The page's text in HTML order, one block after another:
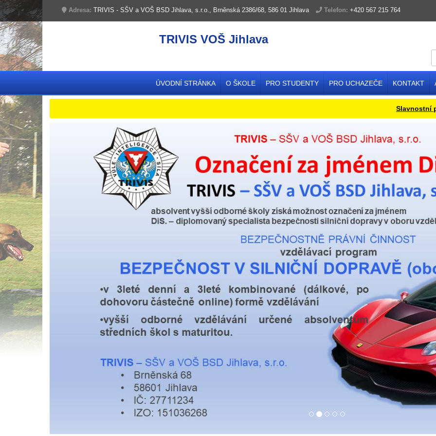
Adresa: TRIVIS - SŠV a VOŠ BSD Jihlava, s.r.o., Brněnská 2386/68, 586 01 Jihlava Telefon: +420 567 215 764
TRIVIS VOŠ Jihlava
ÚVODNÍ STRÁNKA O ŠKOLE PRO STUDENTY PRO UCHAZEČE KONTAKT
Slavnostní